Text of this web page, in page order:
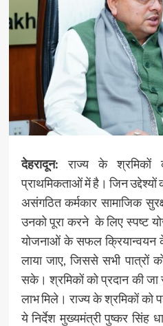
देहरादून: राज्य के श्रमिकों
प्राथमिकताओं में है। जिन उद्देश्यों
असंगठित कर्मकार सामाजिक
उनको पूरा करने के लिए स्पष्ट
योजनाओं के सफल क्रियान्वयन
लाया जाए, जिससे सभी पात्रों
सके। श्रमिकों को प्रदान की जा
लाभ मिले। राज्य के श्रमिकों को
ये निर्देश मुख्यमंत्री पुष्कर सिंह